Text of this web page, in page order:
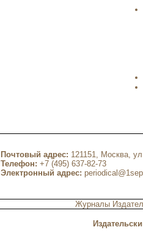
Почтовый адрес: 121151, Москва,
Телефон: +7 (495) 637-82-73
Электронный адрес:
Журналы